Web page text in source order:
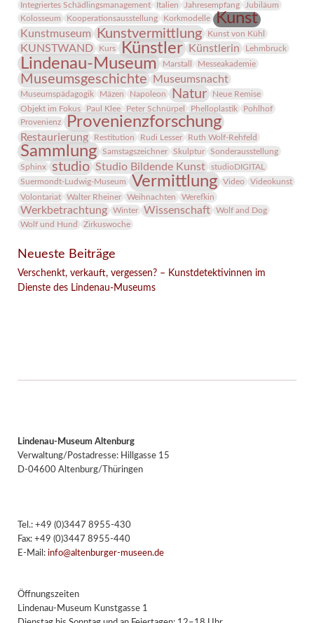
Integriertes Schädlingsmanagement
Italien Jahresempfang
Jubiläum
Kolosseum
Kooperationsausstellung Korkmodelle Kunst
Kunstmuseum Kunstvermittlung Kunst von Kühl
KUNSTWAND Kurs Künstler Künstlerin Lehmbruck
Lindenau-Museum Marstall Messeakademie
Museumsgeschichte Museumsnacht
Museumspädagogik Mäzen Napoleon Natur
Neue Remise
Objekt im Fokus
Paul Klee Peter Schnürpel Phelloplastik
Pohlhof
Provenienz
Provenienzforschung
Restaurierung Restitution Rudi Lesser Ruth Wolf-Rehfeld
Sammlung Samstagszeichner Skulptur
Sonderausstellung
Sphinx
studio Studio Bildende Kunst
studioDIGITAL
Suermondt-Ludwig-Museum
Vermittlung Video
Videokunst
Volontariat
Walter Rheiner Weihnachten Werefkin
Werkbetrachtung Winter Wissenschaft
Wolf and Dog
Wolf und Hund
Zirkuswoche
Neueste Beiträge
Verschenkt, verkauft, vergessen? – Kunstdetektivinnen im
Dienste des Lindenau-Museums
Lindenau-Museum Altenburg
Verwaltung/Postadresse: Hillgasse 15
D-04600 Altenburg/Thüringen
Tel.: +49 (0)3447 8955-430
Fax: +49 (0)3447 8955-440
E-Mail: info@altenburger-museen.de
Öffnungszeiten
Lindenau-Museum Kunstgasse 1